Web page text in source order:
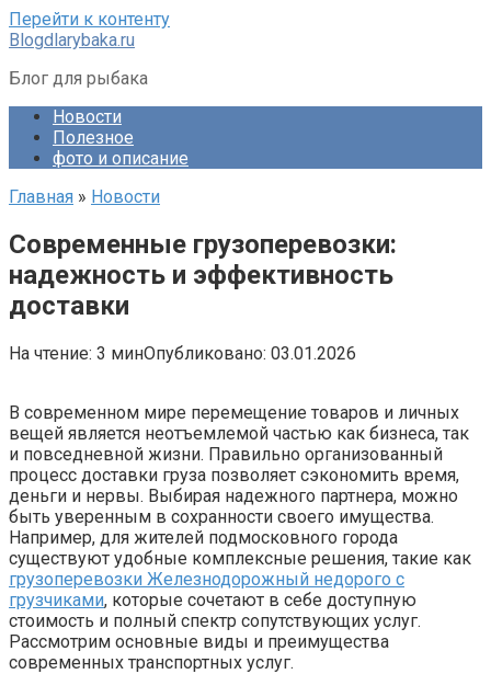
Перейти к контенту
Blogdlarybaka.ru
Блог для рыбака
Новости
Полезное
фото и описание
Главная » Новости
Современные грузоперевозки:
надежность и эффективность
доставки
На чтение: 3 минОпубликовано: 03.01.2026
В современном мире перемещение товаров и личных
вещей является неотъемлемой частью как бизнеса, так
и повседневной жизни. Правильно организованный
процесс доставки груза позволяет сэкономить время,
деньги и нервы. Выбирая надежного партнера, можно
быть уверенным в сохранности своего имущества.
Например, для жителей подмосковного города
существуют удобные комплексные решения, такие как
грузоперевозки Железнодорожный недорого с
грузчиками, которые сочетают в себе доступную
стоимость и полный спектр сопутствующих услуг.
Рассмотрим основные виды и преимущества
современных транспортных услуг.